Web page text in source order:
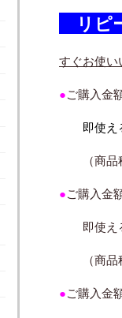
リピ
すぐお使い
●ご購入金
即使え
（商品税
●ご購入金
即使え
（商品税
●ご購入金